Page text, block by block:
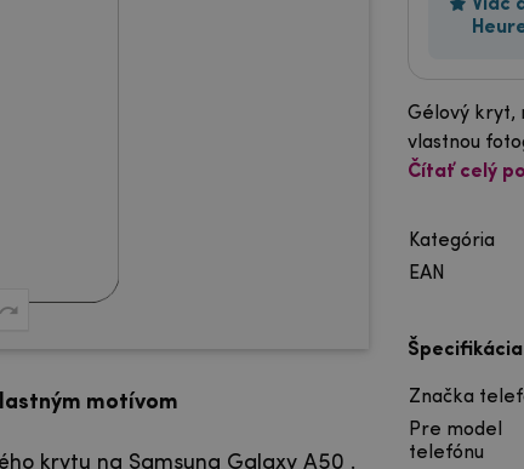
motívom
krytu na Samsung Galaxy A50 .
Viac
Gélový kryt,
vlastnou
Čítať celý
Kategória
EAN
Špecifikácia
Značka
Pre model
telefónu